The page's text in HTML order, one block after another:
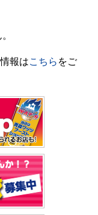
報はこちら をご